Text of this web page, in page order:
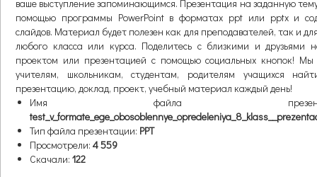
ваше выступление запоминающимся. Презентация на заданную
помощью программы PowerPoint в форматах ppt или pptx и
слайдов. Материал будет полезен как для преподавателей, так и
любого класса или курса. Поделитесь с близкими и друзьями
проектом или презентацией с помощью социальных кнопок!
учителям, школьникам, студентам, родителям учащихся
презентацию, доклад, проект, учебный материал каждый день!
Имя файла
Тип файла презентации: PPT
Просмотрели: 4 559
Скачали: 122